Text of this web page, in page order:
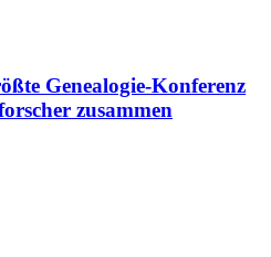
Genealogie-Konferenz
zusammen